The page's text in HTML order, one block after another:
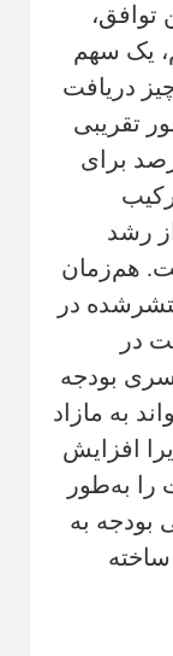
توافق،
یک سهم
دریافت
تقریبی
برای اکوینوکس و 33 درصد برای
رشد
هم‌زمان
در
در
بودجه
به مازاد
زیرا افزایش
را به‌طور
بودجه به